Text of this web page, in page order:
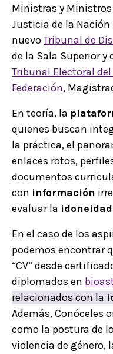
Ministras y Ministros
Justicia de la Nación
nuevoTribunal de
de la Sala Superior y
Tribunal Electoral
Federación,
En teoría, la
quienes buscan
la práctica, el
enlaces rotos,
documentos
con información
evaluar la idoneidad
En el caso de los
podemos encontrar
“CV” desde
diplomados en
relacionados con la
Además, Conóceles
como la postura de
violencia de género,